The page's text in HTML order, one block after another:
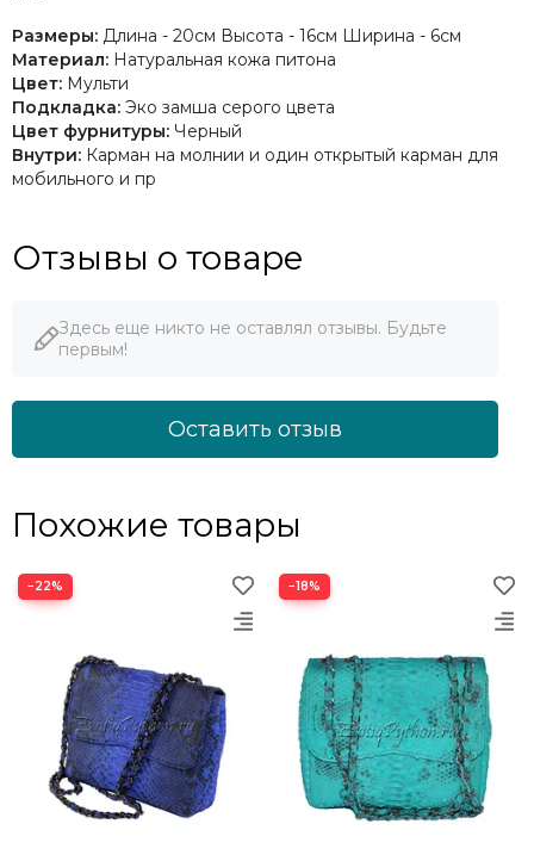
Размеры: Длина - 20см Высота - 16см Ширина - 6см
Материал: Натуральная кожа питона
Цвет: Мульти
Подкладка: Эко замша серого цвета
Цвет фурнитуры: Черный
Внутри: Карман на молнии и один открытый карман для
мобильного и пр
Отзывы о товаре
Здесь еще никто не оставлял отзывы. Будьте
первым!
Оставить отзыв
Похожие товары
−22% −18%